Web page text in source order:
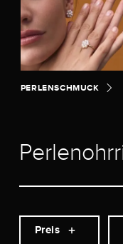
PERLENSCHMUCK
Preis